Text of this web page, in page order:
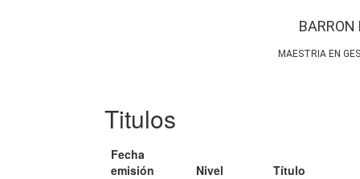
BARRON
MAESTRIA EN
Titulos
Fecha
emisión
Nivel
Título